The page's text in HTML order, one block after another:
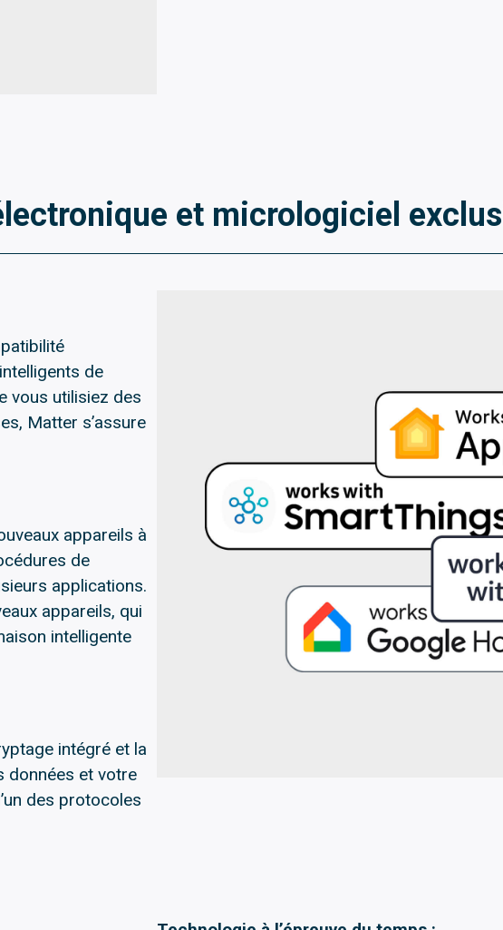
et micrologiciel
de
vous utilisiez des
Matter s’assure
appareils à
de
applications.
appareils, qui
intelligente
intégré et la
données et votre
des protocoles